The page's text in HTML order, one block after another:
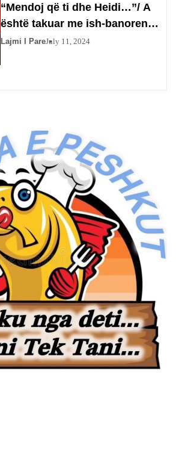
“Mendoj që ti dhe Heidi…”/ A
është takuar me ish-banoren?
Efit nuk i kthehet përgjigje
Lajmi I PareJuly 11, 2024